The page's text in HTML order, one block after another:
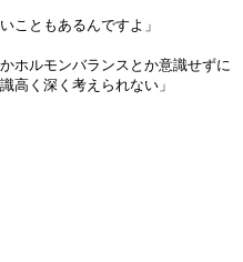
こともあるんですよ」
ホルモンバランスとか意識せずに
高く深く考えられない」